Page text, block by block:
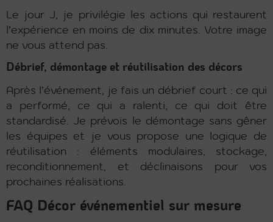
Le jour J, je privilégie les actions qui restaurent
l’expérience en moins de dix minutes. Votre image
ne vous attend pas.
Débrief, démontage et réutilisation des décors
Après l’événement, je fais un débrief court : ce qui
a performé, ce qui a ralenti, ce qui doit être
standardisé. Je prévois le démontage sans gêner
les équipes et je vous propose une logique de
réutilisation : éléments modulaires, stockage,
reconditionnement, et déclinaisons pour vos
prochaines réalisations.
FAQ Décor événementiel sur mesure